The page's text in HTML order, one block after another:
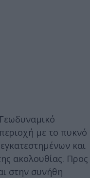
με το πυκνό
και
ακολουθίας. Προς
στην συνήθη